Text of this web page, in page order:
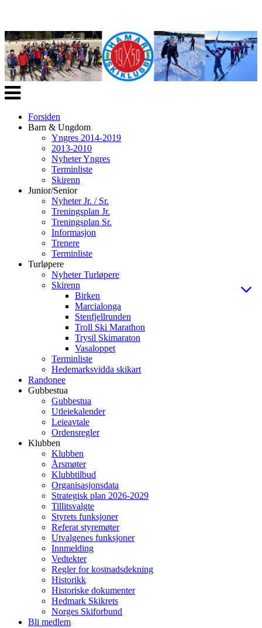
Veksle
navigasjon
Forsiden
Barn & Ungdom
Yngres 2014-2019
2013-2010
Nyheter Yngres
Terminliste
Skirenn
Junior/Senior
Nyheter Jr. / Sr.
Treningsplan Jr.
Treningsplan Sr.
Informasjon
Trenere
Terminliste
Turløpere
Nyheter Turløpere
Skirenn
Birken
Marcialonga
Stenfjellrunden
Troll Ski Marathon
Trysil Skimaraton
Vasaloppet
Terminliste
Hedemarksvidda skikart
Randonee
Gubbestua
Gubbestua
Utleiekalender
Leieavtale
Ordensregler
Klubben
Klubben
Årsmøter
Klubbtilbud
Organisasjonsdata
Strategisk plan 2026-2029
Tillitsvalgte
Styrets funksjoner
Referat styremøter
Utvalgenes funksjoner
Innmelding
Vedtekter
Regler for kostnadsdekning
Historikk
Historiske dokumenter
Hedmark Skikrets
Norges Skiforbund
Bli medlem